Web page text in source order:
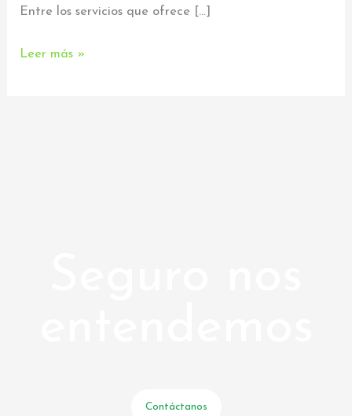
Entre los servicios que ofrece […]
Leer más »
Contáctanos